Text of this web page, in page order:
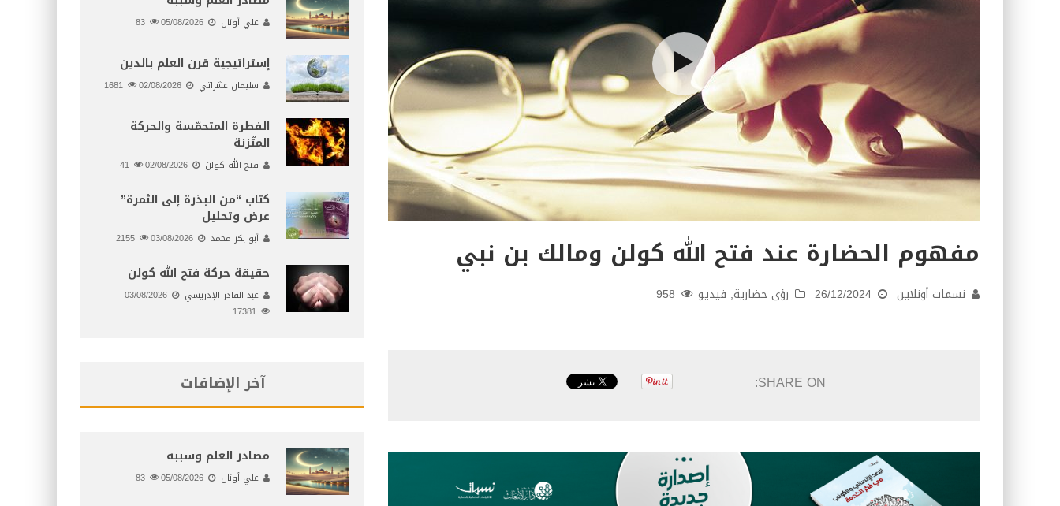
مفهوم الحضارة عند فتح الله كولن ومالك بن نبي
نسمات أونلاين 26/12/2024 رؤى حضارية, فيديو
SHARE ON:
علي أونال 05/08/2026
إستراتيجية قرن العلم بالدين
سليمان عشراتي 02/08/2026
الفطرة المتحمّسة والحركة
المتّزنة
فتح الله كولن 02/08/2026
كتاب “من البذرة إلى الثمرة”
عرض وتحليل
أبو بكر محمد 03/08/2026
حقيقة حركة فتح الله كولن
عبد القادر الإدريسي
03/08/2026
آخر الإضافات
مصادر العلم وسببه
علي أونال 05/08/2026